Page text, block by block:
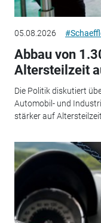
05.08.2026
Abbau von
Altersteilzeit
Die Politik diskutiert
Automobil- und
stärker auf